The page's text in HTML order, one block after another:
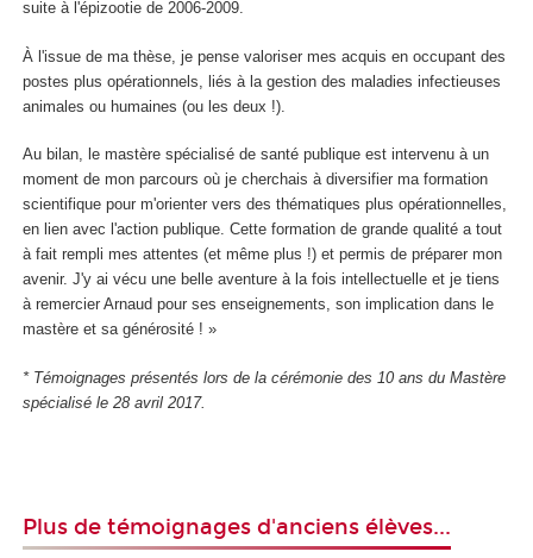
suite à l'épizootie de 2006-2009.
À l'issue de ma thèse, je pense valoriser mes acquis en occupant des
postes plus opérationnels, liés à la gestion des maladies infectieuses
animales ou humaines (ou les deux !).
Au bilan, le mastère spécialisé de santé publique est intervenu à un
moment de mon parcours où je cherchais à diversifier ma formation
scientifique pour m'orienter vers des thématiques plus opérationnelles,
en lien avec l'action publique. Cette formation de grande qualité a tout
à fait rempli mes attentes (et même plus !) et permis de préparer mon
avenir. J'y ai vécu une belle aventure à la fois intellectuelle et je tiens
à remercier Arnaud pour ses enseignements, son implication dans le
mastère et sa générosité ! »
* Témoignages présentés lors de la cérémonie des 10 ans du Mastère
spécialisé le 28 avril 2017.
Plus de témoignages d'anciens élèves...